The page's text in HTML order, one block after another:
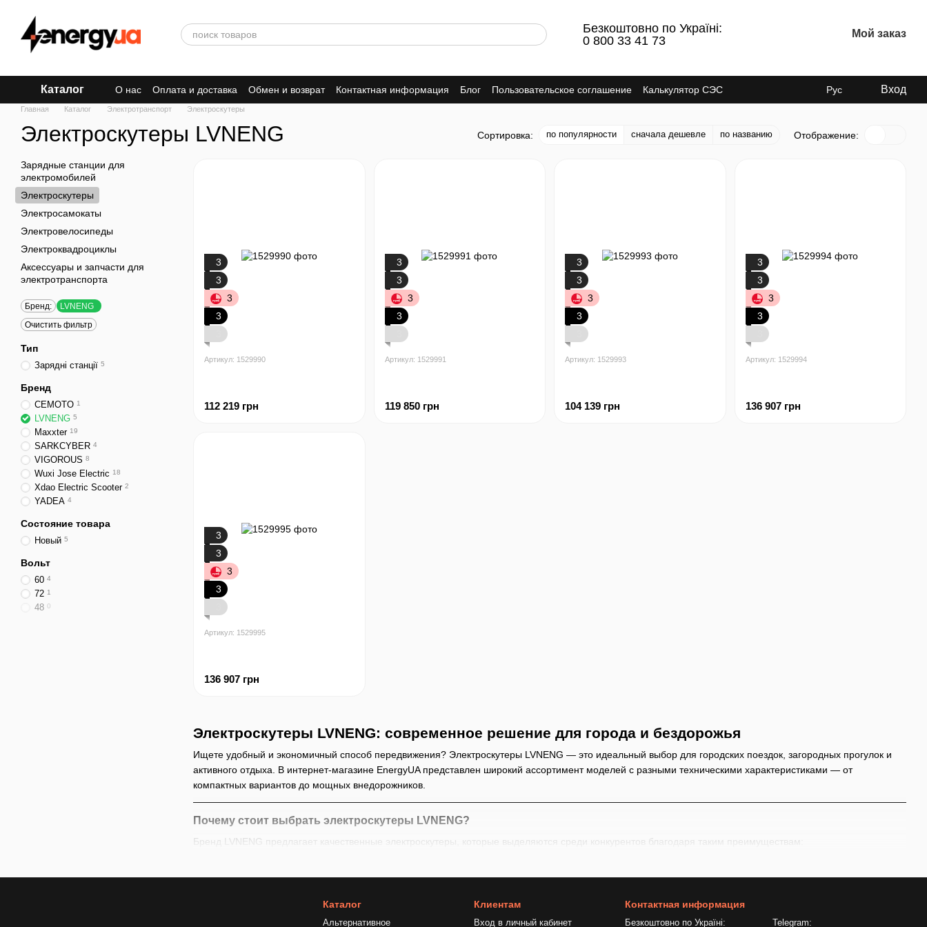
Безкоштовно по Україні:
0 800 33 41 73
Мой заказ
Каталог О нас Оплата и доставка Обмен и возврат Контактная информация Блог Пользовательское соглашение Калькулятор СЭС Рус Вход
Главная Каталог Электротранспорт Электроскутеры
Электроскутеры LVNENG Сортировка: по популярности сначала дешевле по названию Отображение:
Электроскутеры LVNENG: современное решение для города и бездорожья
Ищете удобный и экономичный способ передвижения? Электроскутеры LVNENG — это идеальный выбор для городских поездок, загородных прогулок и
активного отдыха. В интернет-магазине EnergyUA представлен широкий ассортимент моделей с разными техническими характеристиками — от
компактных вариантов до мощных внедорожников.
Почему стоит выбрать электроскутеры LVNENG?
Бренд LVNENG предлагает качественные электроскутеры, которые выделяются среди конкурентов благодаря таким преимуществам:
Аккумуляторы 10Ah–30Ahпозволяют проехать 30–100 км на одном заряде
3
3
3
3
Артикул: 1529990
112 219 грн
3
3
3
3
Артикул: 1529991
119 850 грн
3
3
3
3
Артикул: 1529993
104 139 грн
3
3
3
3
Артикул: 1529994
136 907 грн
3
3
3
3
Артикул: 1529995
136 907 грн
Зарядные станции для
электромобилей
Электроскутеры
Электросамокаты
Электровелосипеды
Электроквадроциклы
Аксессуары и запчасти для
электротранспорта
Бренд:
LVNENG
Очистить фильтр
Тип
Зарядні станції 5
Бренд
CEMOTO 1
LVNENG 5
Maxxter 19
SARKCYBER 4
VIGOROUS 8
Wuxi Jose Electric 18
Xdao Electric Scooter 2
YADEA 4
Состояние товара
Новый 5
Вольт
60 4
72 1
48 0
Каталог
Альтернативное
Клиентам
Вход в личный кабинет
Контактная информация
Безкоштовно по Україні: Telegram: